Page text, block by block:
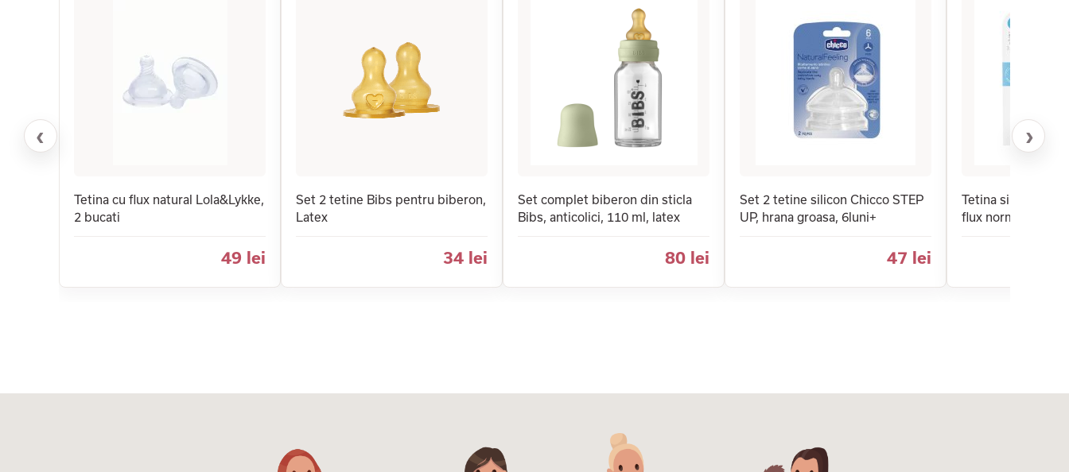
‹
Tetina cu flux natural Lola&Lykke,
2 bucati
49 lei
Set 2 tetine Bibs pentru biberon,
Latex
34 lei
Set complet biberon din sticla
Bibs, anticolici, 110 ml, latex
80 lei
Set 2 tetine silicon Chicco STEP
UP, hrana groasa, 6luni+
47 lei
Tetina silicon
flux normal, 0 luni+
›